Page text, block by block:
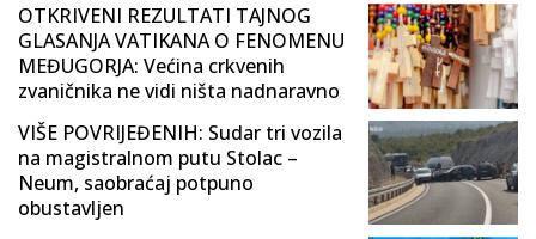
OTKRIVENI REZULTATI TAJNOG
GLASANJA VATIKANA O FENOMENU
MEĐUGORJA: Većina crkvenih
zvaničnika ne vidi ništa nadnaravno
VIŠE POVRIJEĐENIH: Sudar tri vozila
na magistralnom putu Stolac –
Neum, saobraćaj potpuno
obustavljen